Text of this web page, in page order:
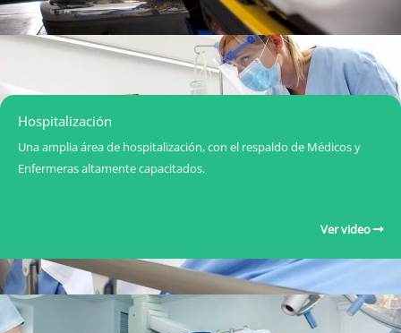
Hospitalización
Una amplia área de hospitalización, con el respaldo de Médicos y
Enfermeras altamente capacitados.
Ver video